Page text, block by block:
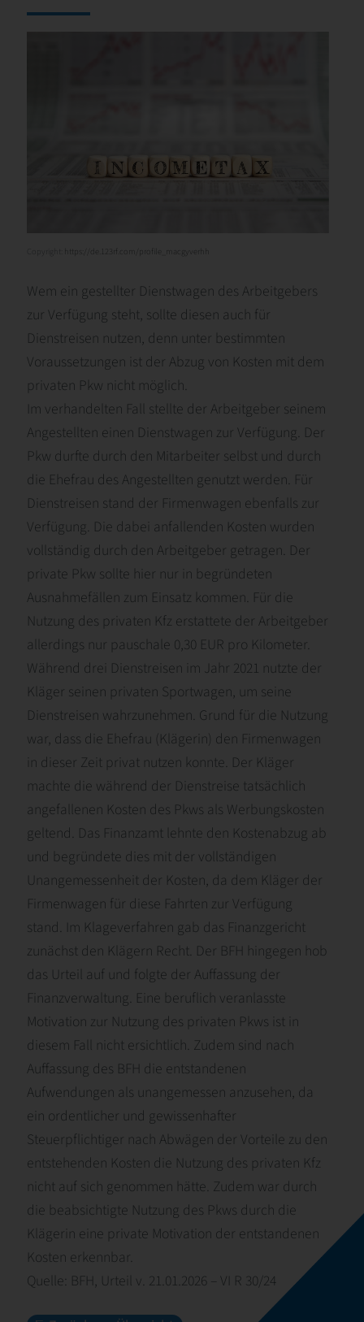
https://de.123rf.com/profile_macgyverhh
Wem ein gestellter Dienstwagen des Arbeitgebers
zur Verfügung steht, sollte diesen auch für
Dienstreisen nutzen, denn unter bestimmten
Voraussetzungen ist der Abzug von Kosten mit dem
privaten Pkw nicht möglich.
Im verhandelten Fall stellte der Arbeitgeber seinem
Angestellten einen Dienstwagen zur Verfügung. Der
Pkw durfte durch den Mitarbeiter selbst und durch
die Ehefrau des Angestellten genutzt werden. Für
Dienstreisen stand der Firmenwagen ebenfalls zur
Verfügung. Die dabei anfallenden Kosten wurden
vollständig durch den Arbeitgeber getragen. Der
private Pkw sollte hier nur in begründeten
Ausnahmefällen zum Einsatz kommen. Für die
Nutzung des privaten Kfz erstattete der Arbeitgeber
allerdings nur pauschale 0,30 EUR pro Kilometer.
Während drei Dienstreisen im Jahr 2021 nutzte der
Kläger seinen privaten Sportwagen, um seine
Dienstreisen wahrzunehmen. Grund für die Nutzung
war, dass die Ehefrau (Klägerin) den Firmenwagen
in dieser Zeit privat nutzen konnte. Der Kläger
machte die während der Dienstreise tatsächlich
angefallenen Kosten des Pkws als Werbungskosten
geltend. Das Finanzamt lehnte den Kostenabzug ab
und begründete dies mit der vollständigen
Unangemessenheit der Kosten, da dem Kläger der
Firmenwagen für diese Fahrten zur Verfügung
stand. Im Klageverfahren gab das Finanzgericht
zunächst den Klägern Recht. Der BFH hingegen hob
das Urteil auf und folgte der Auffassung der
Finanzverwaltung. Eine beruflich veranlasste
Motivation zur Nutzung des privaten Pkws ist in
diesem Fall nicht ersichtlich. Zudem sind nach
Auffassung des BFH die entstandenen
Aufwendungen als unangemessen anzusehen, da
ein ordentlicher und gewissenhafter
Steuerpflichtiger nach Abwägen der Vorteile zu den
entstehenden Kosten die Nutzung des privaten Kfz
nicht auf sich genommen hätte. Zudem war durch
die beabsichtigte Nutzung des Pkws durch die
Klägerin eine private Motivation der entstandenen
Kosten erkennbar.
Quelle: BFH, Urteil v. 21.01.2026 – VI R 30/24